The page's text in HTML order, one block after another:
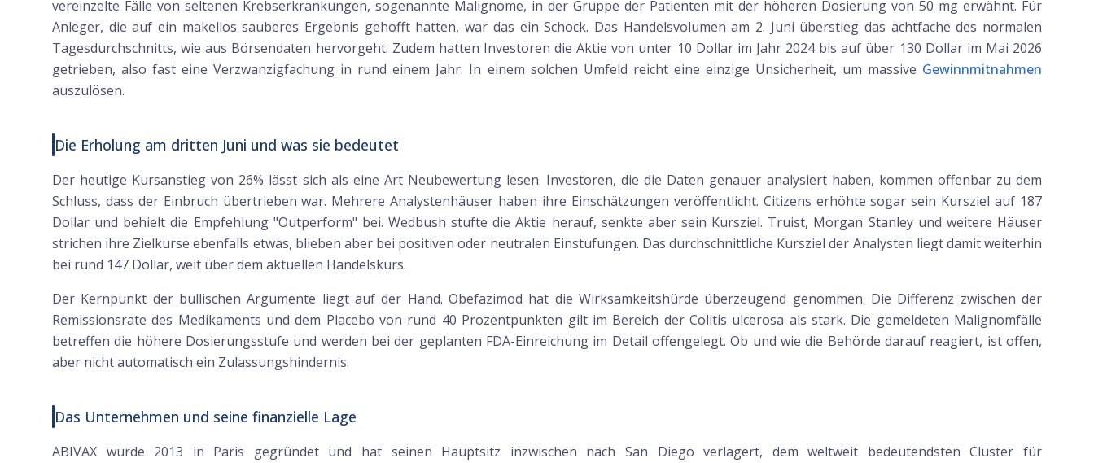
vereinzelte Fälle von seltenen Krebserkrankungen, sogenannte Malignome, in der Gruppe der Patienten mit der höheren Dosierung von 50 mg erwähnt. Für
Anleger, die auf ein makellos sauberes Ergebnis gehofft hatten, war das ein Schock. Das Handelsvolumen am 2. Juni überstieg das achtfache des normalen
Tagesdurchschnitts, wie aus Börsendaten hervorgeht. Zudem hatten Investoren die Aktie von unter 10 Dollar im Jahr 2024 bis auf über 130 Dollar im Mai 2026
getrieben, also fast eine Verzwanzigfachung in rund einem Jahr. In einem solchen Umfeld reicht eine einzige Unsicherheit, um massive Gewinnmitnahmen
auszulösen.
Die Erholung am dritten Juni und was sie bedeutet
Der heutige Kursanstieg von 26% lässt sich als eine Art Neubewertung lesen. Investoren, die die Daten genauer analysiert haben, kommen offenbar zu dem
Schluss, dass der Einbruch übertrieben war. Mehrere Analystenhäuser haben ihre Einschätzungen veröffentlicht. Citizens erhöhte sogar sein Kursziel auf 187
Dollar und behielt die Empfehlung "Outperform" bei. Wedbush stufte die Aktie herauf, senkte aber sein Kursziel. Truist, Morgan Stanley und weitere Häuser
strichen ihre Zielkurse ebenfalls etwas, blieben aber bei positiven oder neutralen Einstufungen. Das durchschnittliche Kursziel der Analysten liegt damit weiterhin
bei rund 147 Dollar, weit über dem aktuellen Handelskurs.
Der Kernpunkt der bullischen Argumente liegt auf der Hand. Obefazimod hat die Wirksamkeitshürde überzeugend genommen. Die Differenz zwischen der
Remissionsrate des Medikaments und dem Placebo von rund 40 Prozentpunkten gilt im Bereich der Colitis ulcerosa als stark. Die gemeldeten Malignomfälle
betreffen die höhere Dosierungsstufe und werden bei der geplanten FDA-Einreichung im Detail offengelegt. Ob und wie die Behörde darauf reagiert, ist offen,
aber nicht automatisch ein Zulassungshindernis.
Das Unternehmen und seine finanzielle Lage
ABIVAX wurde 2013 in Paris gegründet und hat seinen Hauptsitz inzwischen nach San Diego verlagert, dem weltweit bedeutendsten Cluster für